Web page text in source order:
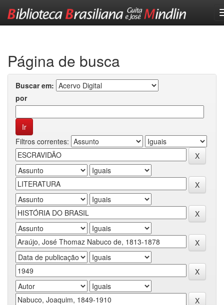
Página de busca
Buscar em:
por
Filtros correntes: